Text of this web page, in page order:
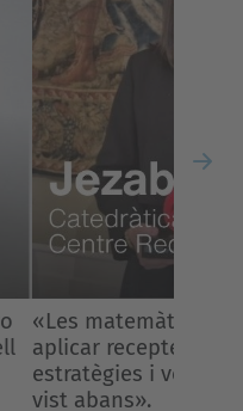
consisteixen en
ningú havia